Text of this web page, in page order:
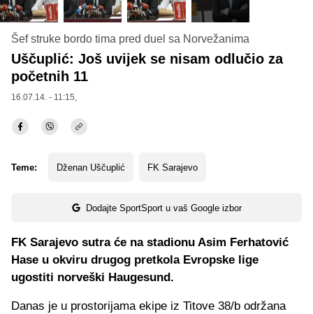
Šef struke bordo tima pred duel sa Norvežanima
Uščuplić: Još uvijek se nisam odlučio za
početnih 11
16.07.14. - 11:15,
Teme: Dženan Uščuplić FK Sarajevo
Dodajte SportSport u vaš Google izbor
FK Sarajevo sutra će na stadionu Asim Ferhatović
Hase u okviru drugog pretkola Evropske lige
ugostiti norveški Haugesund.
Danas je u prostorijama ekipe iz Titove 38/b održana